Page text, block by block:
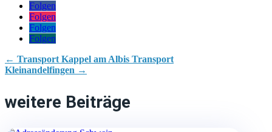
Folgen
Folgen
Folgen
Folgen
← Transport Kappel am Albis Transport
Kleinandelfingen →
weitere Beiträge